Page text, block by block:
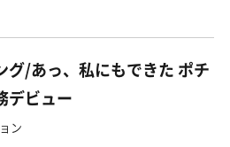
グ/あっ、私にもできた ポチ
デビュー
ン